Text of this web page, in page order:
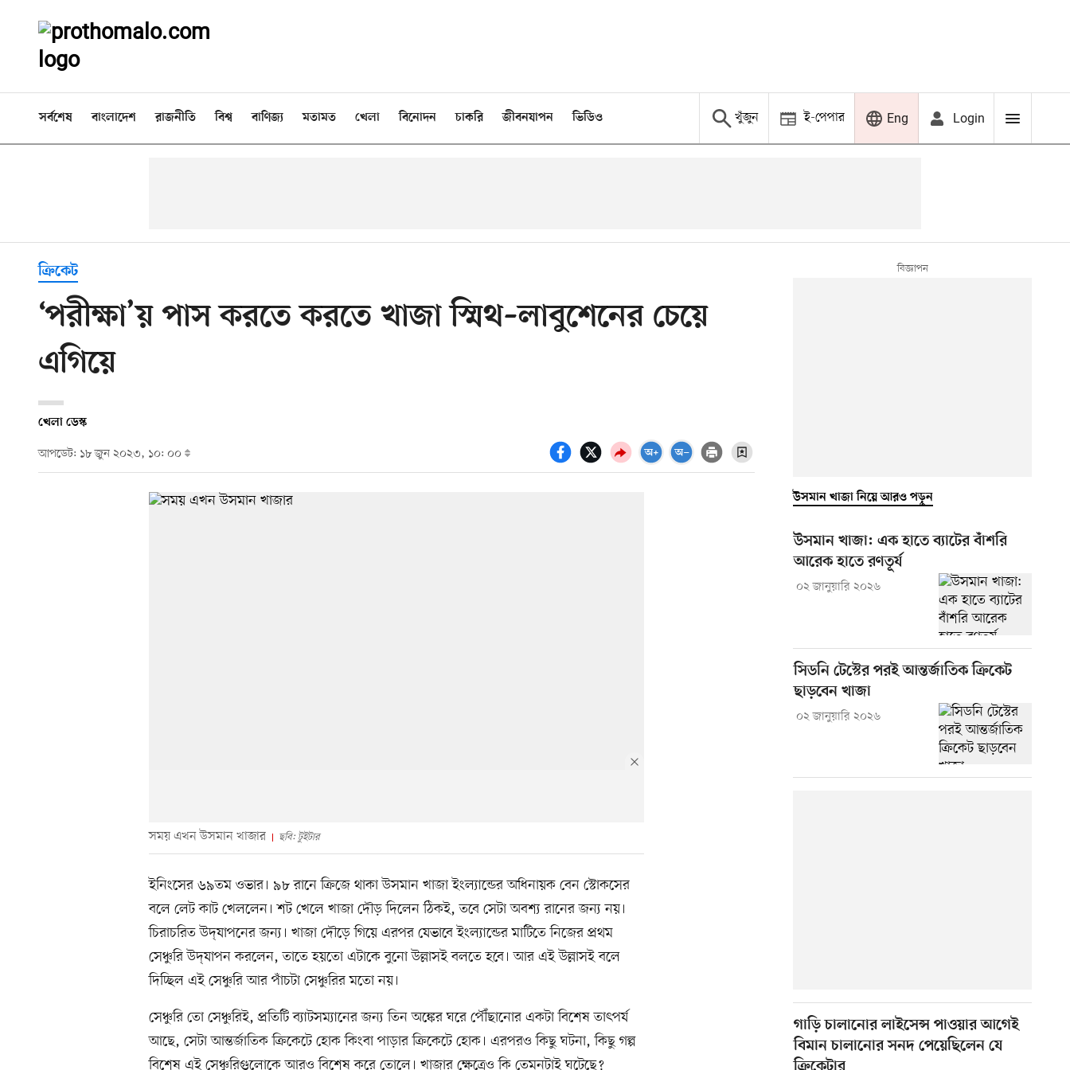
সর্বশেষ বাংলাদেশ রাজনীতি বিশ্ব বাণিজ্য মতামত খেলা বিনোদন চাকরি জীবনযাপন ভিডিও খুঁজুন ই-পেপার Eng Login
ক্রিকেট
‘পরীক্ষা’য় পাস করতে করতে খাজা স্মিথ–লাবুশেনের চেয়ে
এগিয়ে
খেলা ডেস্ক
আপডেট: ১৮ জুন ২০২৩, ১০: ০০
সময় এখন উসমান খাজার ছবি: টুইটার
ইনিংসের ৬৯তম ওভার। ৯৮ রানে ক্রিজে থাকা উসমান খাজা ইংল্যান্ডের অধিনায়ক বেন স্টোকসের
বলে লেট কাট খেললেন। শট খেলে খাজা দৌড় দিলেন ঠিকই, তবে সেটা অবশ্য রানের জন্য নয়।
চিরাচরিত উদ্‌যাপনের জন্য। খাজা দৌড়ে গিয়ে এরপর যেভাবে ইংল্যান্ডের মাটিতে নিজের প্রথম
সেঞ্চুরি উদ্‌যাপন করলেন, তাতে হয়তো এটাকে বুনো উল্লাসই বলতে হবে। আর এই উল্লাসই বলে
দিচ্ছিল এই সেঞ্চুরি আর পাঁচটা সেঞ্চুরির মতো নয়।
সেঞ্চুরি তো সেঞ্চুরিই, প্রতিটি ব্যাটসম্যানের জন্য তিন অঙ্কের ঘরে পৌঁছানোর একটা বিশেষ তাৎপর্য
আছে, সেটা আন্তর্জাতিক ক্রিকেটে হোক কিংবা পাড়ার ক্রিকেটে হোক। এরপরও কিছু ঘটনা, কিছু গল্প
বিশেষ এই সেঞ্চুরিগুলোকে আরও বিশেষ করে তোলে। খাজার ক্ষেত্রেও কি তেমনটাই ঘটেছে?
উসমান খাজা নিয়ে আরও পড়ুন
উসমান খাজা: এক হাতে ব্যাটের বাঁশরি
আরেক হাতে রণতূর্য
০২ জানুয়ারি ২০২৬
সিডনি টেস্টের পরই আন্তর্জাতিক ক্রিকেট
ছাড়বেন খাজা
০২ জানুয়ারি ২০২৬
গাড়ি চালানোর লাইসেন্স পাওয়ার আগেই
বিমান চালানোর সনদ পেয়েছিলেন যে